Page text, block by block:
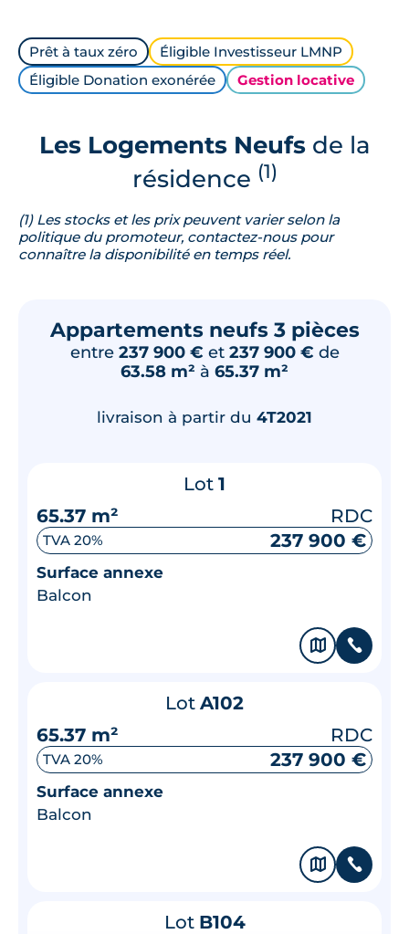
Prêt à taux zéro
Éligible Investisseur LMNP
Éligible Donation exonérée
Gestion locative
Les Logements Neufsde la
résidence (1)
(1) Les stocks et les prix peuvent varier selon la
politique du promoteur, contactez-nous pour
connaître la disponibilité en temps réel.
Appartements neufs 3 pièces
entre 237 900 € et 237 900 € de
63.58 m² à 65.37 m²
livraison à partir du 4T2021
Lot 1
65.37 m²
RDC
TVA 20% 237 900 €
Surface annexe
Balcon
🗞 📞
Lot A102
65.37 m²
RDC
TVA 20% 237 900 €
Surface annexe
Balcon
🗞 📞
Lot B104